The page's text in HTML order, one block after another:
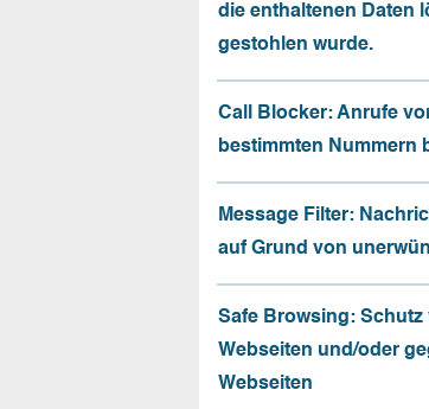
die enthaltenen Daten
gestohlen wurde.
Call Blocker: Anrufe
bestimmten Nummern
Message Filter:
auf Grund von
Safe Browsing:
Webseiten und/oder
Webseiten